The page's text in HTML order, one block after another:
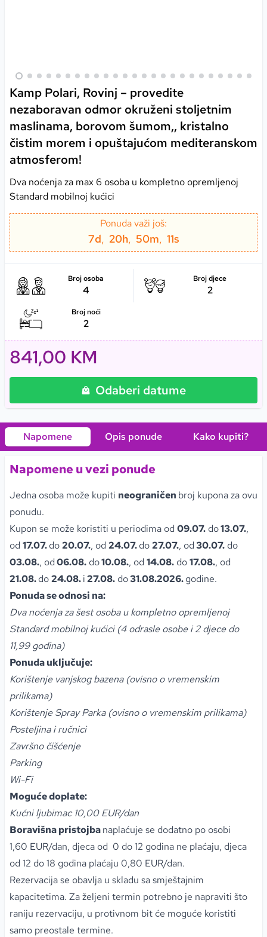
Kamp Polari, Rovinj – provedite
nezaboravan odmor okruženi stoljetnim
maslinama, borovom šumom,, kristalno
čistim morem i opuštajućom mediteranskom
atmosferom!
Dva noćenja za max 6 osoba u kompletno opremljenoj
Standard mobilnoj kućici
Ponuda važi još:
7d, 20h, 50m, 11s
Broj osoba
4
Broj djece
2
Broj noći
2
841,00 KM
Odaberi datume
Napomene Opis ponude Kako kupiti?
Napomene u vezi ponude
Jedna osoba može kupiti neograničen broj kupona za ovu
ponudu.
Kupon se može koristiti u periodima od 09.07. do13.07.,
od 17.07.do20.07., od 24.07.do27.07., od30.07. do
03.08., od06.08. do10.08., od 14.08. do17.08., od
21.08.do24.08.i27.08. do31.08.2026.godine.
Ponuda se odnosi na:
Dva noćenja za šest osoba u kompletno opremljenoj
Standard mobilnoj kućici (4 odrasle osobe i 2 djece do
11,99 godina)
Ponuda uključuje:
Korištenje vanjskog bazena(ovisno o vremenskim
prilikama)
Korištenje Spray Parka (ovisno o vremenskim prilikama)
Posteljina i ručnici
Završno čišćenje
Parking
Wi-Fi
Moguće doplate:
Kućni ljubimac 10,00 EUR/dan
Boravišna pristojbanaplaćuje se dodatno po osobi
1,60 EUR/dan, djeca od 0 do 12 godina ne plaćaju, djeca
od 12 do 18 godina plaćaju 0,80 EUR/dan.
Rezervacija se obavlja u skladu sa smještajnim
kapacitetima. Za željeni termin potrebno je napraviti što
raniju rezervaciju, u protivnom bit će moguće koristiti
samo preostale termine.